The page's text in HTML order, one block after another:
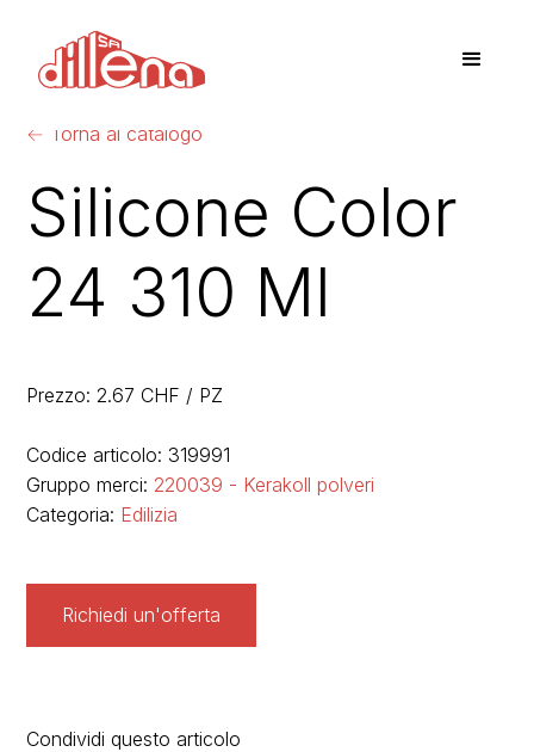
← Torna al catalogo
Silicone Color
24 310 Ml
Prezzo: 2.67 CHF / PZ
Codice articolo: 319991
Gruppo merci: 220039 - Kerakoll polveri
Categoria: Edilizia
Richiedi un'offerta
Condividi questo articolo